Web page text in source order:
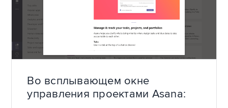
Во всплывающем окне
управления проектами Asana: